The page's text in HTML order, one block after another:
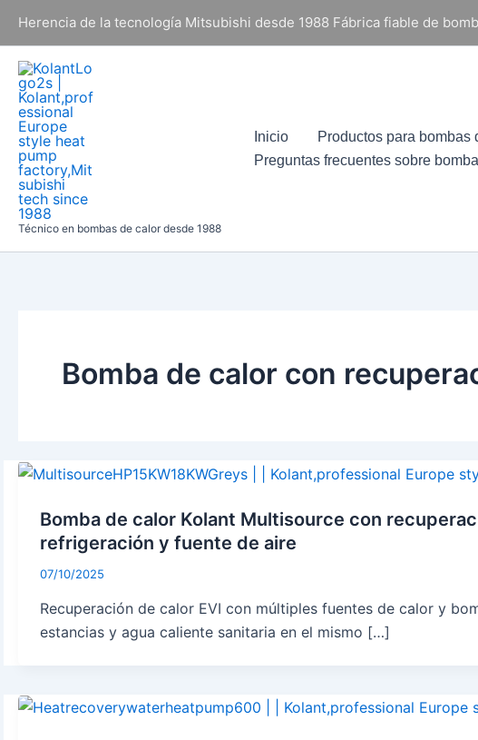
contenido
Herencia de la tecnología Mitsubishi desde 1988 Fábrica fiable de
Técnico en bombas de calor desde 1988
Inicio Productos para bombas
Preguntas frecuentes sobre
Bomba de calor con
Bomba de calor Kolant Multisource con
refrigeración y fuente de aire
07/10/2025
Recuperación de calor EVI con múltiples fuentes de calor y
estancias y agua caliente sanitaria en el mismo […]